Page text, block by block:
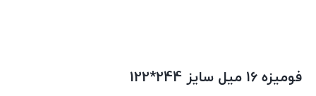
فومیزه 16 میل سایز 244*122